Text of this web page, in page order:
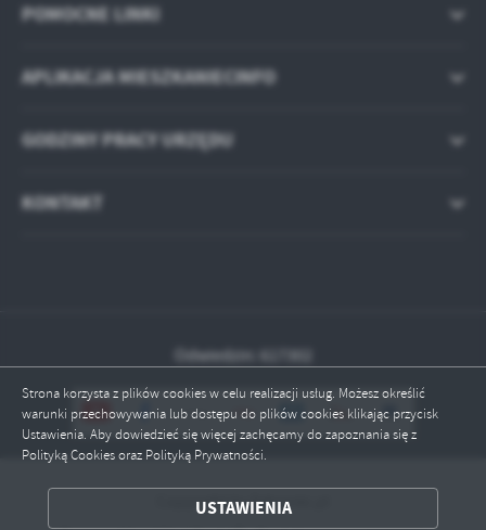
Strona korzysta z plików cookies w celu realizacji usług. Możesz określić
warunki przechowywania lub dostępu do plików cookies klikając przycisk
Ustawienia. Aby dowiedzieć się więcej zachęcamy do zapoznania się z
Polityką Cookies oraz Polityką Prywatności.
USTAWIENIA
ZAPISZ WYBRANE
POMOCNE LINKI
APLIKACJA MIESZKANIECINFO
GODZINY PRACY URZĘDU
KONTAKT
Odwiedzin: 617302
Copyright by fabianki.pl